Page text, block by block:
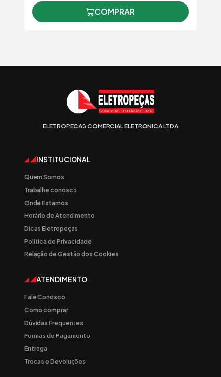
COMPRAR
ELETROPECAS COMERCIAL ELETRONICA LTDA
INSTITUCIONAL
Quem Somos
Trabalhe conosco
Onde Estamos
Horário de Atendimento
Dicas Eletropeças
Politica de Privacidade
Relação de Gestão dos Cookies
ATENDIMENTO
Fale Conosco
Como comprar
Dúvidas Frequentes
Formas de Pagamento
Entrega
Trocas e Devoluções